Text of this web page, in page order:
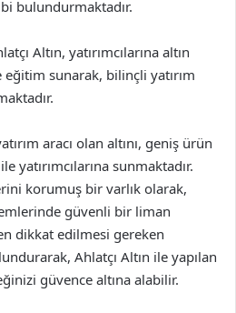
bulundurmaktadır.
Altın, yatırımcılarına altın
eğitim sunarak, bilinçli yatırım
aracı olan altını, geniş ürün
yatırımcılarına sunmaktadır.
korumuş bir varlık olarak,
güvenli bir liman
dikkat edilmesi gereken
Ahlatçı Altın ile yapılan
güvence altına alabilir.